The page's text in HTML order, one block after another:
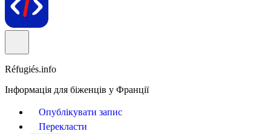
Réfugiés.info
Інформація для біженців у Франції
Опублікувати запис
Перекласти